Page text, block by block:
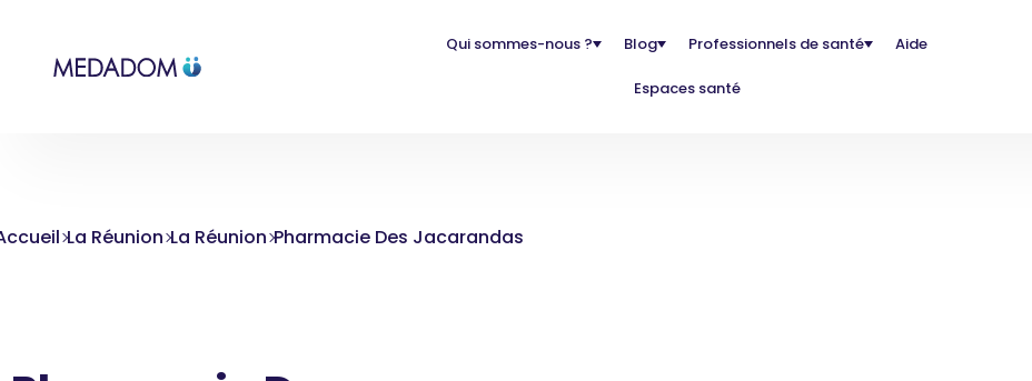
Qui sommes-nous ? Blog Professionnels de santé Aide
Espaces santé
La Réunion La Réunion Pharmacie Des Jacarandas